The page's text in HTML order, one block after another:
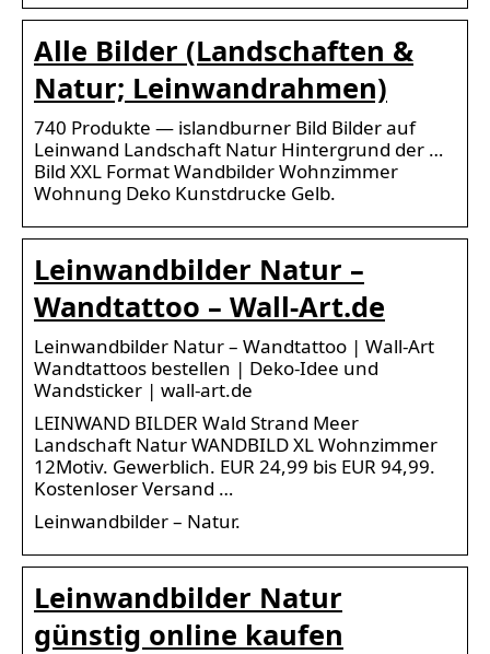
Alle Bilder (Landschaften &
Natur; Leinwandrahmen)
740 Produkte — islandburner Bild Bilder auf
Leinwand Landschaft Natur Hintergrund der …
Bild XXL Format Wandbilder Wohnzimmer
Wohnung Deko Kunstdrucke Gelb.
Leinwandbilder Natur –
Wandtattoo – Wall-Art.de
Leinwandbilder Natur – Wandtattoo | Wall-Art
Wandtattoos bestellen | Deko-Idee und
Wandsticker | wall-art.de
LEINWAND BILDER Wald Strand Meer
Landschaft Natur WANDBILD XL Wohnzimmer
12Motiv. Gewerblich. EUR 24,99 bis EUR 94,99.
Kostenloser Versand …
Leinwandbilder – Natur.
Leinwandbilder Natur
günstig online kaufen